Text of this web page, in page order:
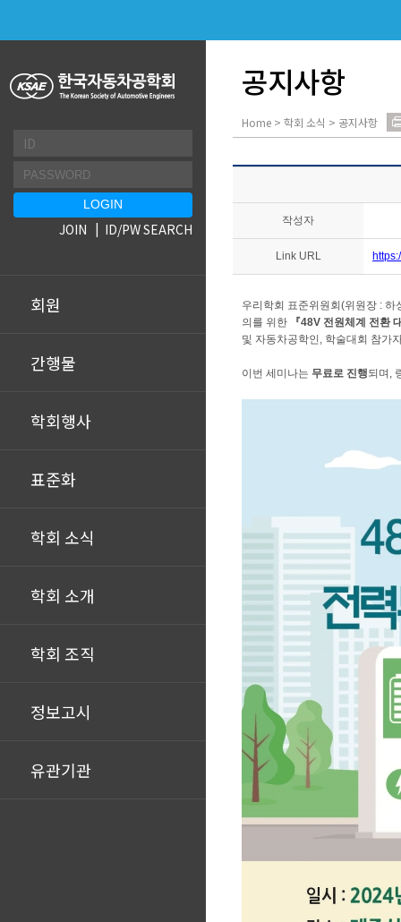
회원
간행물
학회행사
표준화
학회 소식
학회 소개
학회 조직
정보고시
유관기관
JOIN ID/PW SEARCH
공지사항
Home > 학회 소식 > 공지사항
작성자
Link URL
우리학회 표준위원회(위원장 :
의를 위한
『48V 전원체계 전환
및 자동차공학인, 학술대회 참가
이번 세미나는 무료로 진행되며,